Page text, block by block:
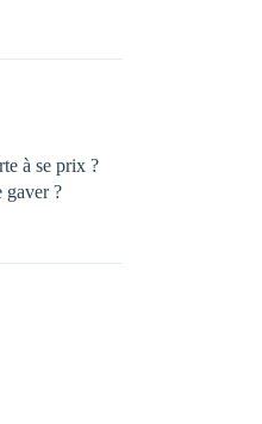
à se prix ?
gaver ?